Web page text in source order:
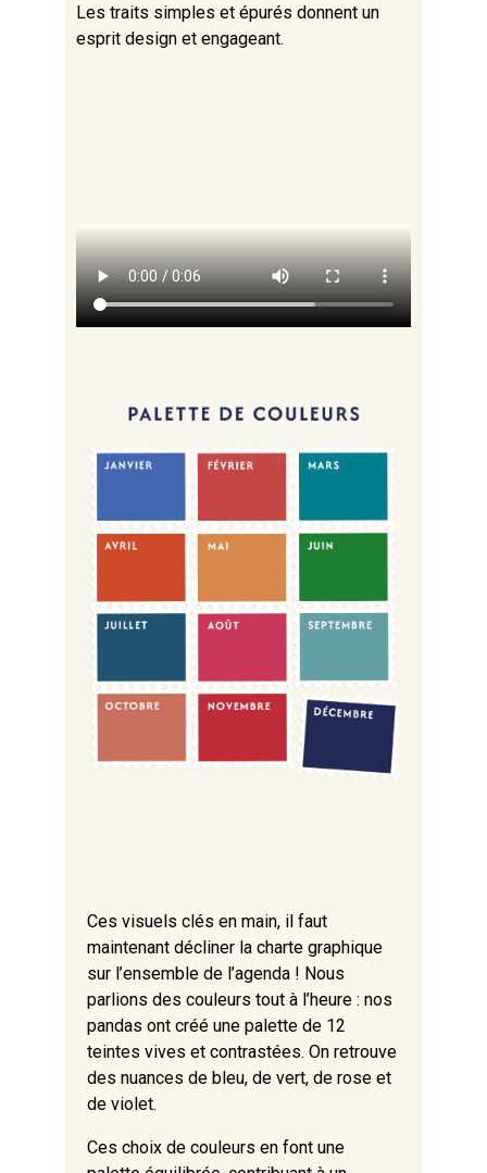
Les traits simples et épurés donnent un
esprit design et engageant.
Ces visuels clés en main, il faut
maintenant décliner la charte graphique
sur l’ensemble de l’agenda ! Nous
parlions des couleurs tout à l’heure : nos
pandas ont créé une palette de 12
teintes vives et contrastées. On retrouve
des nuances de bleu, de vert, de rose et
de violet.
Ces choix de couleurs en font une